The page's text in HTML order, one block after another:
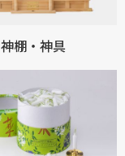
神棚・神具